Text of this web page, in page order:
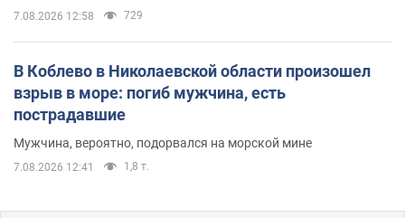
7.08.2026 12:58 729
В Коблево в Николаевской области произошел
взрыв в море: погиб мужчина, есть
пострадавшие
Мужчина, вероятно, подорвался на морской мине
7.08.2026 12:41 1,8 т.